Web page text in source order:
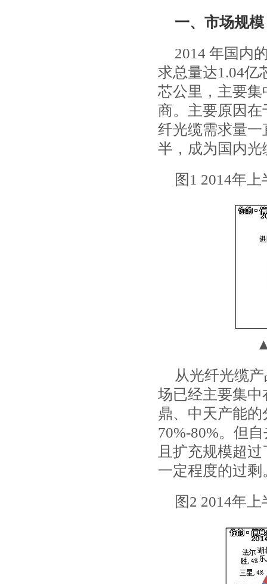
一、市场规模
2014年国内
求总量达1.04亿
芯公里，主要
商。主要原因
纤光缆需求量
半，成为国内
图12014年
从光纤光缆
场已经主要集
鼎、中天产能
70%-80%。但
且扩充规模超
一定程度的过剩
图22014年